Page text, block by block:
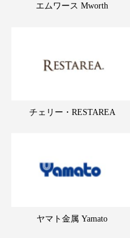
エムワース Mworth
チェリー・RESTAREA
ヤマト金属 Yamato